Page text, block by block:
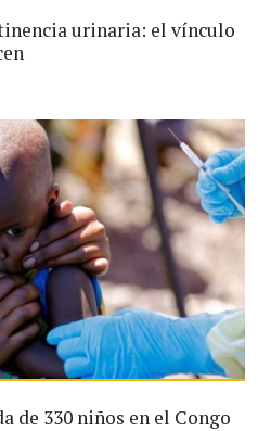
urinaria: el vínculo
de 330 niños en el Congo